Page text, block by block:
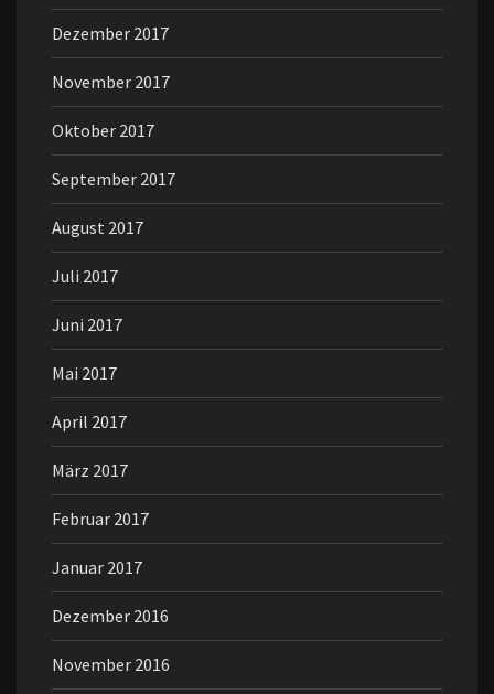
Dezember 2017
November 2017
Oktober 2017
September 2017
August 2017
Juli 2017
Juni 2017
Mai 2017
April 2017
März 2017
Februar 2017
Januar 2017
Dezember 2016
November 2016